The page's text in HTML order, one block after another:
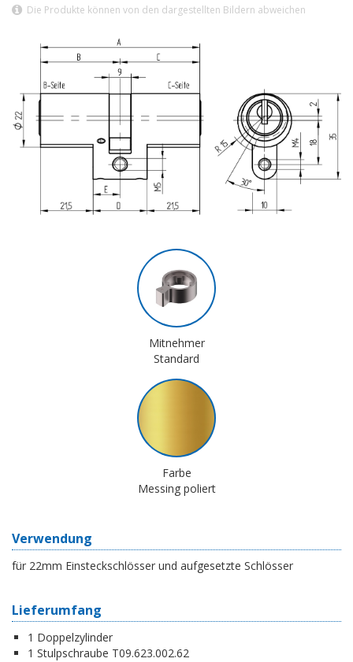
Die Produkte können von den dargestellten Bildern abweichen
Mitnehmer
Standard
Farbe
Messing poliert
Verwendung
für 22mm Einsteckschlösser und aufgesetzte Schlösser
Lieferumfang
1 Doppelzylinder
1 Stulpschraube T09.623.002.62